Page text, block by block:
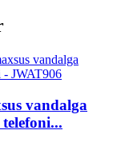
vandalga